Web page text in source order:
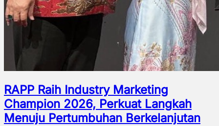
RAPP Raih Industry Marketing
Champion 2026, Perkuat Langkah
Menuju Pertumbuhan Berkelanjutan